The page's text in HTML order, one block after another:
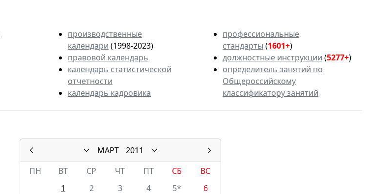
производственные
календари (1998-2023)
правовой календарь
календарь статистической
отчетности
календарь кадровика
профессиональные
стандарты (1601+)
должностные инструкции (5277+)
определитель занятий по
Общероссийскому
классификатору занятий
МАРТ
2011
ПН
ВТ СР ЧТ ПТ СБ
ВС
1
2 3 4 5*
6